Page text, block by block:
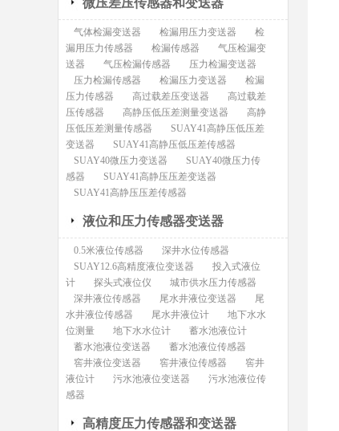
微压差压传感器和变送器
气体检漏变送器 检漏用压力变送器
检
漏用压力传感器
检漏传感器
气压检漏变
送器
气压检漏传感器
压力检漏变送器
压力检漏传感器
检漏压力变送器
检漏
压力传感器
高过载差压变送器
高过载差
压传感器
高静压低压差测量变送器
高静
压低压差测量传感器
SUAY41高静压低压差
变送器
SUAY41高静压低压差传感器
SUAY40微压力变送器
SUAY40微压力传
感器
SUAY41高静压压差变送器
SUAY41高静压压差传感器
液位和压力传感器变送器
0.5米液位传感器
深井水位传感器
SUAY12.6高精度液位变送器
投入式液位
计
探头式液位仪
城市供水压力传感器
深井液位传感器
尾水井液位变送器
尾
水井液位传感器
尾水井液位计
地下水水
位测量
地下水水位计
蓄水池液位计
蓄水池液位变送器
蓄水池液位传感器
窖井液位变送器
窖井液位传感器
窖井
液位计
污水池液位变送器
污水池液位传
感器
高精度压力传感器和变送器